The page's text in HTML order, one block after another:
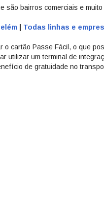
são bairros comerciais e
Todas linhas e
o cartão Passe Fácil, o que
utilizar um terminal de
de gratuidade no